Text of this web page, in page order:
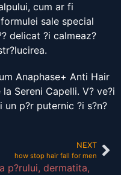
cum ar fi
sale special
delicat ?i calmeaz?
Anaphase+ Anti Hair
Sereni Capelli. V? ve?i
p?r puternic ?i s?n?
NEXT
how stop hair fall for men
p?rului, dermatita,